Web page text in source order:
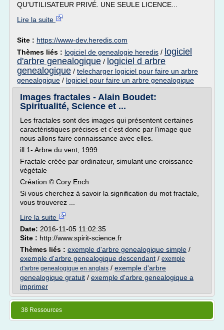
QU'UTILISATEUR PRIVÉ. UNE SEULE LICENCE...
Lire la suite
Site : https://www-dev.heredis.com
Thèmes liés : logiciel de genealogie heredis / logiciel
d'arbre genealogique / logiciel d arbre
genealogique / telecharger logiciel pour faire un arbre
genealogique / logiciel pour faire un arbre genealogique
Images fractales - Alain Boudet:
Spiritualité, Science et ...
Les fractales sont des images qui présentent certaines
caractéristiques précises et c'est donc par l'image que
nous allons faire connaissance avec elles.
ill.1- Arbre du vent, 1999
Fractale créée par ordinateur, simulant une croissance
végétale
Création © Cory Ench
Si vous cherchez à savoir la signification du mot fractale,
vous trouverez ...
Lire la suite
Date: 2016-11-05 11:02:35
Site : http://www.spirit-science.fr
Thèmes liés : exemple d'arbre genealogique simple /
exemple d'arbre genealogique descendant / exemple
d'arbre genealogique en anglais / exemple d'arbre
genealogique gratuit / exemple d'arbre genealogique a
imprimer
38 Ressources